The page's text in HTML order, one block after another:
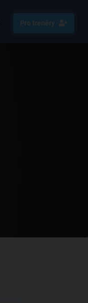
Pro trenéry